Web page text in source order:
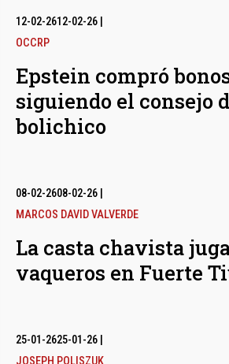
12-02-2612-02-26
OCCRP
Epstein compró
siguiendo el consejo
bolichico
08-02-2608-02-26
MARCOS DAVID VALVERDE
La casta chavista
vaqueros en Fuerte
25-01-2625-01-26
JOSEPH POLISZUK